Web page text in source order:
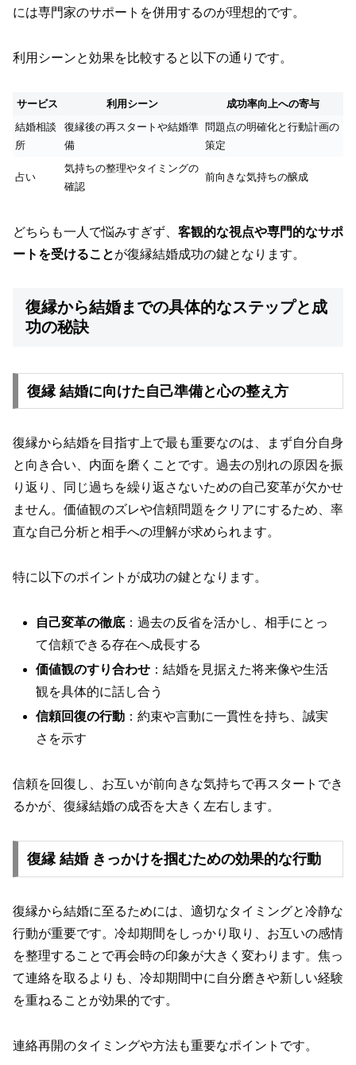
には専門家のサポートを併用するのが理想的です。
利用シーンと効果を比較すると以下の通りです。
サービス 利用シーン
成功率向上への寄与
結婚相談
所
復縁後の再スタートや結婚準
備
問題点の明確化と行動計画の
策定
占い
気持ちの整理やタイミングの
確認
前向きな気持ちの醸成
どちらも一人で悩みすぎず、 客観的な視点や専門的なサポ
ートを受けることが復縁結婚成功の鍵となります。
復縁から結婚までの具体的なステップと成
功の秘訣
復縁 結婚に向けた自己準備と心の整え方
復縁から結婚を目指す上で最も重要なのは、まず自分自身
と向き合い、内面を磨くことです。過去の別れの原因を振
り返り、同じ過ちを繰り返さないための自己変革が欠かせ
ません。価値観のズレや信頼問題をクリアにするため、率
直な自己分析と相手への理解が求められます。
特に以下のポイントが成功の鍵となります。
自己変革の徹底 ：過去の反省を活かし、相手にとっ
て信頼できる存在へ成長する
価値観のすり合わせ ：結婚を見据えた将来像や生活
観を具体的に話し合う
信頼回復の行動 ：約束や言動に一貫性を持ち、誠実
さを示す
信頼を回復し、お互いが前向きな気持ちで再スタートでき
るかが、復縁結婚の成否を大きく左右します。
復縁 結婚 きっかけを掴むための効果的な行動
復縁から結婚に至るためには、適切なタイミングと冷静な
行動が重要です。冷却期間をしっかり取り、お互いの感情
を整理することで再会時の印象が大きく変わります。焦っ
て連絡を取るよりも、冷却期間中に自分磨きや新しい経験
を重ねることが効果的です。
連絡再開のタイミングや方法も重要なポイントです。